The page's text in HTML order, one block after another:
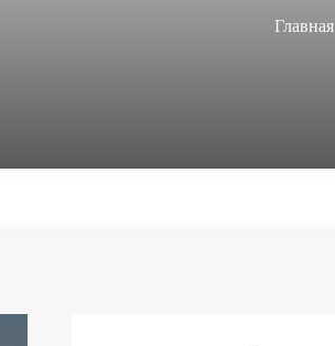
Главная